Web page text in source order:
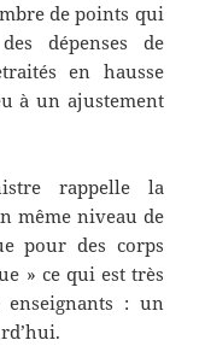
de points qui
dépenses de
en hausse
à un ajustement
rappelle la
même niveau de
pour des corps
» ce qui est très
: un